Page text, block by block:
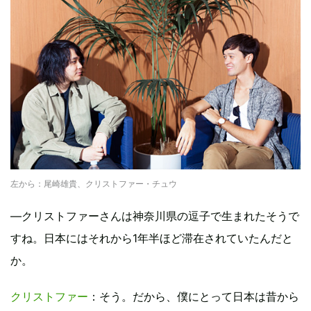
左から：尾崎雄貴、クリストファー・チュウ
―クリストファーさんは神奈川県の逗子で生まれたそうで
すね。日本にはそれから1年半ほど滞在されていたんだと
か。
クリストファー ：そう。だから、僕にとって日本は昔から